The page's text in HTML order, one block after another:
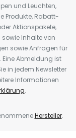
und Leuchten,
Produkte, Rabatt-
Aktionspakete,
Inhalte von
sowie Anfragen für
Abmeldung ist
in jedem Newsletter
Informationen
.
Hersteller.